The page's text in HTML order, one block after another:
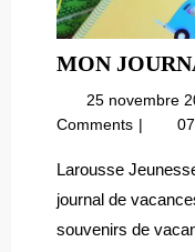
MON
25 novembre
Comments
Larousse
journal de
souvenirs de